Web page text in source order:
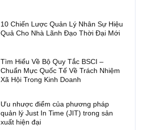
10 Chiến Lược Quản Lý Nhân Sự Hiệu
Quả Cho Nhà Lãnh Đạo Thời Đại Mới
Tìm Hiểu Về Bộ Quy Tắc BSCI –
Chuẩn Mực Quốc Tế Về Trách Nhiệm
Xã Hội Trong Kinh Doanh
Ưu nhược điểm của phương pháp
quản lý Just In Time (JIT) trong sản
xuất hiện đại